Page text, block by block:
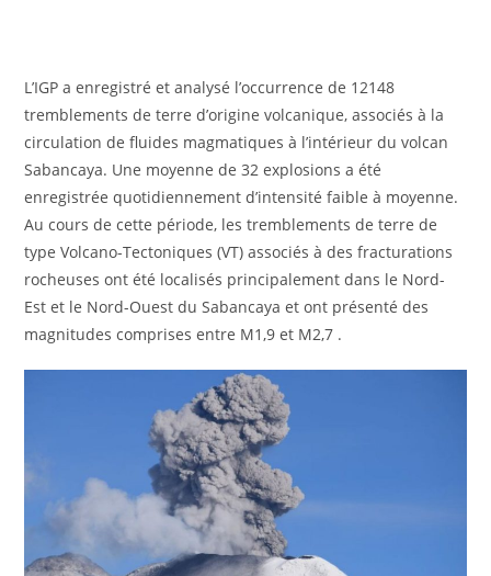
L’IGP a enregistré et analysé l’occurrence de 12148
tremblements de terre d’origine volcanique, associés à la
circulation de fluides magmatiques à l’intérieur du volcan
Sabancaya. Une moyenne de 32 explosions a été
enregistrée quotidiennement d’intensité faible à moyenne.
Au cours de cette période, les tremblements de terre de
type Volcano-Tectoniques (VT) associés à des fracturations
rocheuses ont été localisés principalement dans le Nord-
Est et le Nord-Ouest du Sabancaya et ont présenté des
magnitudes comprises entre M1,9 et M2,7 .